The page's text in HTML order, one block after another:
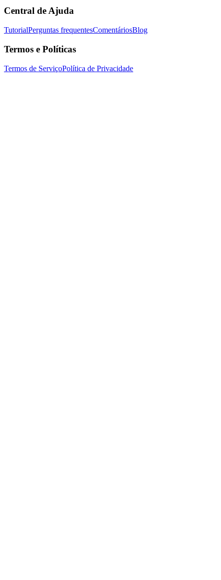
Central de Ajuda
TutorialPerguntas frequentesComentáriosBlog
Termos e Políticas
Termos de ServiçoPolítica de Privacidade